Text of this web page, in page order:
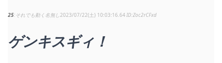
25 それでも動く名無し 2023/07/22(土) 10:03:16.64 Zoc2rCFxd
ゲンキスギィ！